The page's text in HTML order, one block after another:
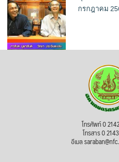
กรกฎาคม
โทรศัพท์ 0
โทรสาร 0
อีเมล